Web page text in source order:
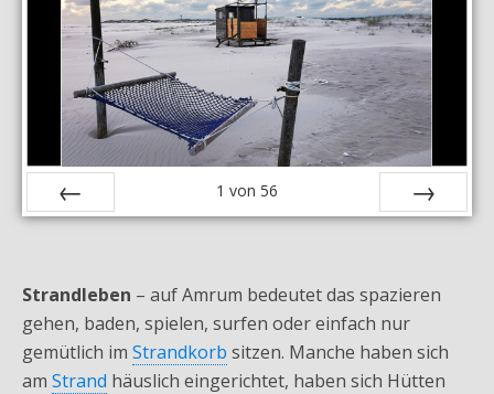
Zurück
1 von 56
Vor
Strandleben – auf Amrum bedeutet das spazieren
gehen, baden, spielen, surfen oder einfach nur
gemütlich im Strandkorb sitzen. Manche haben sich
am Strand häuslich eingerichtet, haben sich Hütten